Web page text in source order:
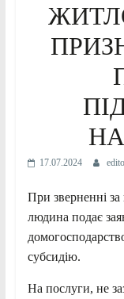
17.07.2024
При зверненні за
людина подає
субсидію.
На послуги, не